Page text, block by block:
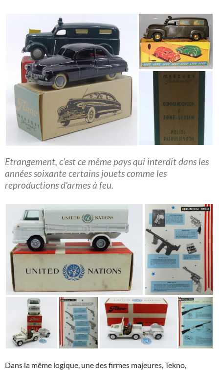
Etrangement, c’est ce même pays qui interdit dans les
années soixante certains jouets comme les
reproductions d’armes à feu.
Dans la même logique, une des firmes majeures, Tekno,